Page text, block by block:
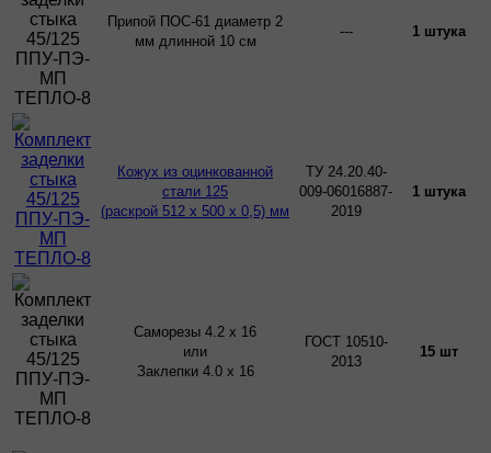
Припой ПОС-61 диаметр 2
мм длинной 10 см
--- 1 штука
Кожух из оцинкованной
стали 125
(раскрой 512 х 500 х 0,5) мм
ТУ 24.20.40-
009-06016887-
2019
1 штука
Саморезы 4.2 х 16
или
Заклепки 4.0 х 16
ГОСТ 10510-
2013
15 шт